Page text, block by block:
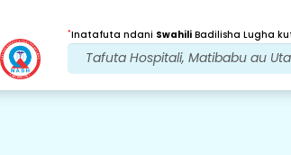
*Inatafuta ndani Swahili Badilisha Lugha